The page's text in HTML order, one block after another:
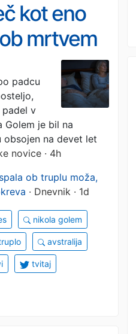
kot eno
mrtvem
ji je lagal,
padcu
padel v
Golem je bil na
obsojen na devet let
novice · 4h
ob truplu moža,
· Dnevnik · 1d
nikola golem
avstralija
tvitaj